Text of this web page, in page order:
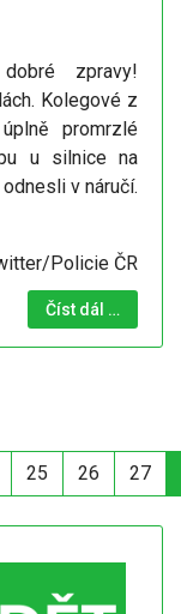
zpravy!
Kolegové z
promrzlé
u silnice na
v náručí.
Policie ČR
Číst dál …
25 26 27